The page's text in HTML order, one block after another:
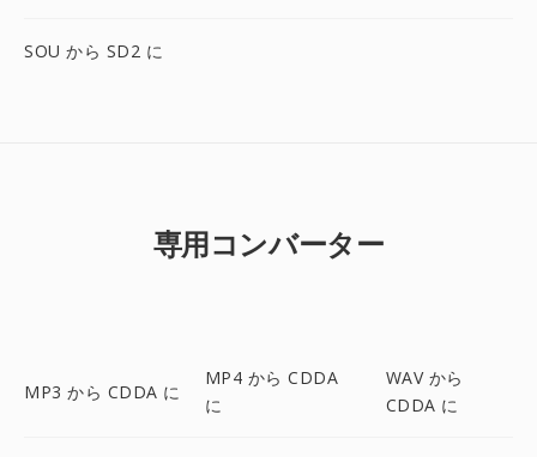
SOU から SD2 に
専用コンバーター
MP3 から CDDA に
MP4 から CDDA
に
WAV から
CDDA に